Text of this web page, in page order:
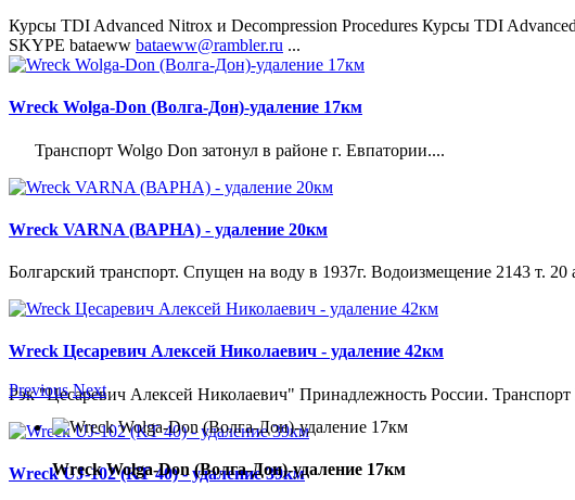
Курсы TDI Advanced Nitrox и Decompression Procedures Курсы TDI
SKYPE bataeww bataeww@rambler.ru ...
Wreck Wolga-Don (Волга-Дон)-удаление 17км
Транспорт Wolgo Don затонул в районе г. Евпатории....
Wreck VARNA (ВАРНА) - удаление 20км
Болгарский транспорт. Спущен на воду в 1937г. Водоизмещение 2143 т. 20
Wreck Цесаревич Алексей Николаевич - удаление 42км
Рэк "Цесаревич Алексей Николаевич" Принадлежность России.
Wreck UJ-102 (KT 40) - удаление 39км
Previous Next
Wreck Wolga-Don (Волга-Дон)-удаление 17км